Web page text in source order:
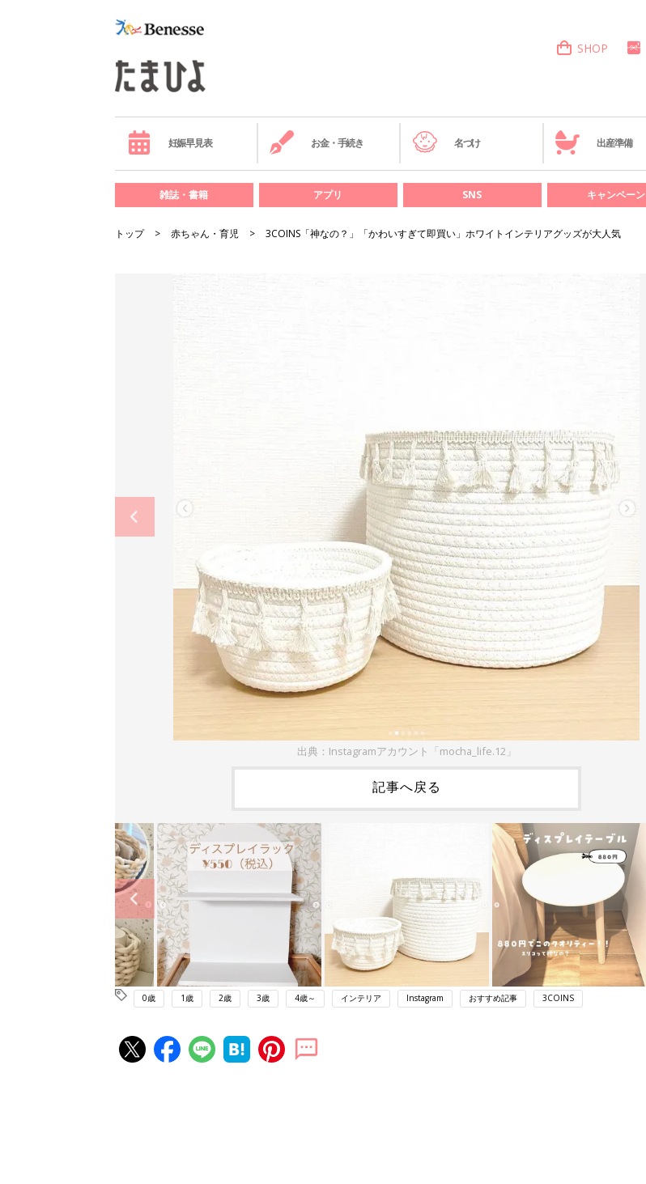
SHOP
妊娠早見表 お金・手続き 名づけ 出産準備
雑誌・書籍 アプリ SNS キャンペーン
トップ 赤ちゃん・育児 3COINS「神なの？」「かわいすぎて即買い」ホワイトインテリアグッズが大人気
出典：Instagramアカウント「mocha_life.12」
記事へ戻る
0歳 1歳 2歳 3歳 4歳～ インテリア Instagram おすすめ記事 3COINS